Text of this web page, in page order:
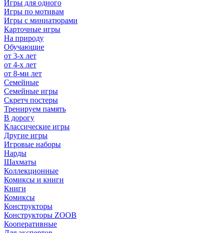
Игры для одного
Игры по мотивам
Игры с миниатюрами
Карточные игры
На природу
Обучающие
от 3-х лет
от 4-х лет
от 8-ми лет
Семейные
Семейные игры
Скретч постеры
Тренируем память
В дорогу
Классические игры
Другие игры
Игровые наборы
Нарды
Шахматы
Коллекционные
Комиксы и книги
Книги
Комиксы
Конструкторы
Конструкторы ZOOB
Кооперативные